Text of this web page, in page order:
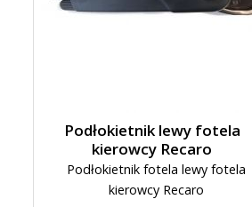
Podłokietnik lewy fotela
kierowcy Recaro
Podłokietnik fotela lewy fotela
kierowcy Recaro